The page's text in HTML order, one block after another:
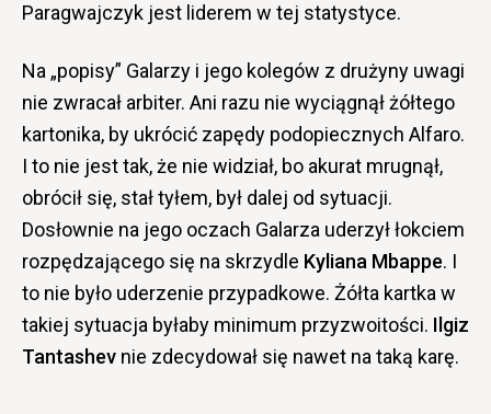
Paragwajczyk jest liderem w tej statystyce.
Na „popisy” Galarzy i jego kolegów z drużyny uwagi
nie zwracał arbiter. Ani razu nie wyciągnął żółtego
kartonika, by ukrócić zapędy podopiecznych Alfaro.
I to nie jest tak, że nie widział, bo akurat mrugnął,
obrócił się, stał tyłem, był dalej od sytuacji.
Dosłownie na jego oczach Galarza uderzył łokciem
rozpędzającego się na skrzydle Kyliana Mbappe. I
to nie było uderzenie przypadkowe. Żółta kartka w
takiej sytuacja byłaby minimum przyzwoitości. Ilgiz
Tantashev nie zdecydował się nawet na taką karę.